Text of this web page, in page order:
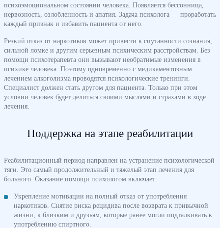
психоэмоциональном состоянии человека. Появляется бессонница,
нервозность, озлобленность и апатия. Задача психолога — проработать
каждый признак и избавить пациента от него.
Резкий отказ от наркотиков может привести к спутанности сознания,
сильной ломке и другим серьезным психическим расстройствам. Без
помощи психотерапевта они вызывают необратимые изменения в
психике человека. Поэтому одновременно с медикаментозным
лечением алкоголизма проводятся психологические тренинги.
Специалист должен стать другом для пациента. Только при этом
условии человек будет делиться своими мыслями и страхами в ходе
лечения.
Поддержка на этапе реабилитации
Реабилитационный период направлен на устранение психологической
тяги. Это самый продолжительный и тяжелый этап лечения для
больного. Оказание помощи психологом включает:
Укрепление мотивации на полный отказ от употребления
наркотиков. Снятие риска рецидива после возврата к привычной
жизни, к близким и друзьям, которые ранее могли подталкивать к
употреблению спиртного.